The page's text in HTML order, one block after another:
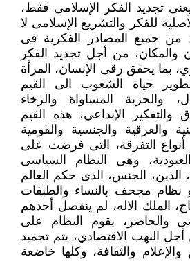
تجديد الفكر الإسلامى فقط،
للفكر والتشريع الإسلامى لا
من جميع المصادر الفكرية فى
والمكان، من أجل تجديد الفكر
بما يحقق رقى الإنسان، المرأة
حياة الشعوب الى القيم
والحرية المساواة والرخاء
والتفكير الإبداعي، هذه القيم
والعرقية والجنسية والقومية
التفرقة، التى فرضت على
وهى النظام السياسى
الدين، الجنس، الذى حكم العالم
مجحف بالنساء والطبقات
الملك الاله، لم ينفصل أحدهم
والحاضر، يقوم النظام على
النهب الاقتصادي، يتم تجميد
والإعلام والثقافة، وكلها خاضعة